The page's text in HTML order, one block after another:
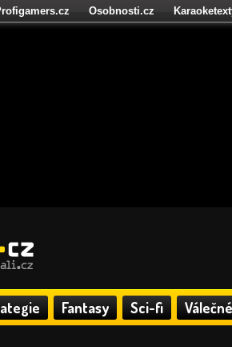
Fantasy Sci-fi Válečné
Osobnosti.cz